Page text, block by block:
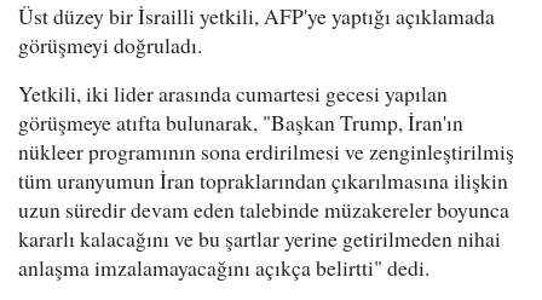
Üst düzey bir İsrailli yetkili, AFP'ye yaptığı açıklamada
görüşmeyi doğruladı.
Yetkili, iki lider arasında cumartesi gecesi yapılan
görüşmeye atıfta bulunarak, "Başkan Trump, İran'ın
nükleer programının sona erdirilmesi ve zenginleştirilmiş
tüm uranyumun İran topraklarından çıkarılmasına ilişkin
uzun süredir devam eden talebinde müzakereler boyunca
kararlı kalacağını ve bu şartlar yerine getirilmeden nihai
anlaşma imzalamayacağını açıkça belirtti" dedi.